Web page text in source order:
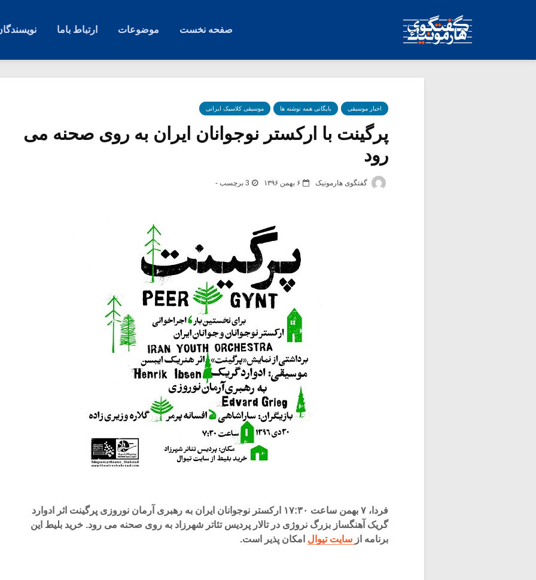
صفحه نخست موضوعات ارتباط باما
اخبار موسیقی بایگانی همه نوشته ها موسیقی کلاسیک ایرانی
پرگینت با ارکستر نوجوانان ایران به روی صحنه می
رود
گفتگوی هارمونیک ۶ بهمن ۱۳۹۶ 3 برچسب -
فردا، ۷ بهمن ساعت ۱۷:۳۰ ارکستر نوجوانان ایران به رهبری آرمان نوروزی پرگینت اثر ادوارد
گریک آهنگساز بزرگ نروژی در تالار پردیس تئاتر شهرزاد به روی صحنه می رود. خرید بلیط این
برنامه از سایت تیوال امکان پذیر است.